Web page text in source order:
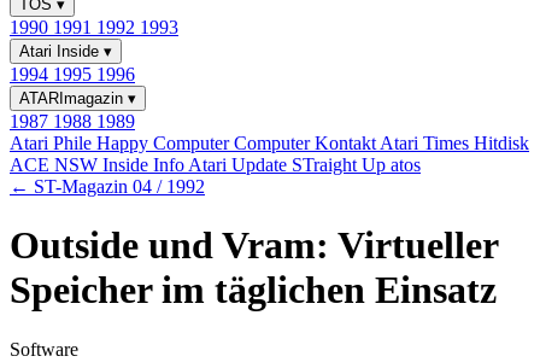
TOS ▾
1990 1991 1992 1993
Atari Inside ▾
1994 1995 1996
ATARImagazin ▾
1987 1988 1989
Atari Phile Happy ComputerComputer Kontakt Atari Times Hitdisk
ACE NSW Inside Info Atari Update STraight Up atos
← ST-Magazin 04 / 1992
Outside und Vram: Virtueller
Speicher im täglichen Einsatz
Software